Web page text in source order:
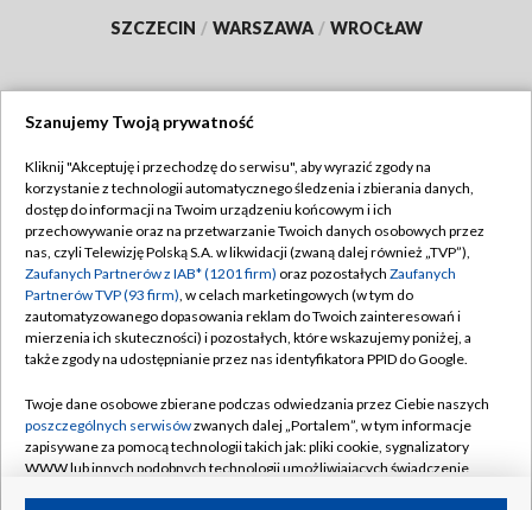
SZCZECIN / WARSZAWA / WROCŁAW
TVP
Abonament TVP
Emisja w TVP
Centrum informacji TVP
Naziemna Telewizja Cyfrowa
Rada Programowa
System NOS
Informacje o nadawcy
Regulamin TVP
Polityka prywatności
Moje zgody
Pomoc
Kontakt
Kanały
Szanujemy Twoją prywatność
Kliknij "Akceptuję i przechodzę do serwisu", aby wyrazić zgody na
korzystanie z technologii automatycznego śledzenia i zbierania danych,
dostęp do informacji na Twoim urządzeniu końcowym i ich
przechowywanie oraz na przetwarzanie Twoich danych osobowych przez
nas, czyli Telewizję Polską S.A. w likwidacji (zwaną dalej również „TVP”),
Zaufanych Partnerów z IAB* (1201 firm) oraz pozostałych Zaufanych
Partnerów TVP (93 firm), w celach marketingowych (w tym do
zautomatyzowanego dopasowania reklam do Twoich zainteresowań i
mierzenia ich skuteczności) i pozostałych, które wskazujemy poniżej, a
także zgody na udostępnianie przez nas identyfikatora PPID do Google.
Twoje dane osobowe zbierane podczas odwiedzania przez Ciebie naszych
poszczególnych serwisówzwanych dalej „Portalem”, w tym informacje
zapisywane za pomocą technologii takich jak: pliki cookie, sygnalizatory
WWW lub innych podobnych technologii umożliwiających świadczenie